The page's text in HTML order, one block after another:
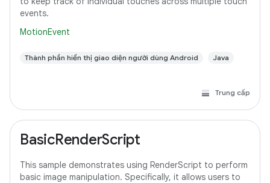
events.
MotionEvent
Thành phần hiển thị giao diện người dùng Android Java
Trung cấp
BasicRenderScript
This sample demonstrates using RenderScript to perform
basic image manipulation. Specifically, it allows users to